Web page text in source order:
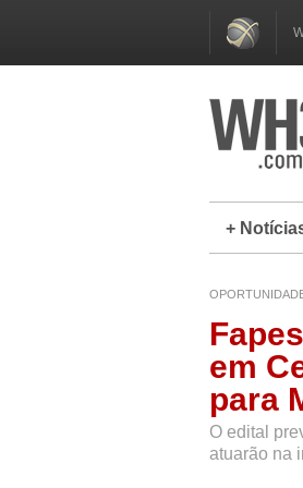
+
em
para
O edital
atuarão na